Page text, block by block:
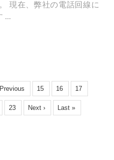
現在、弊社の電話回線に
...
15 16 17
23 Next › Last »